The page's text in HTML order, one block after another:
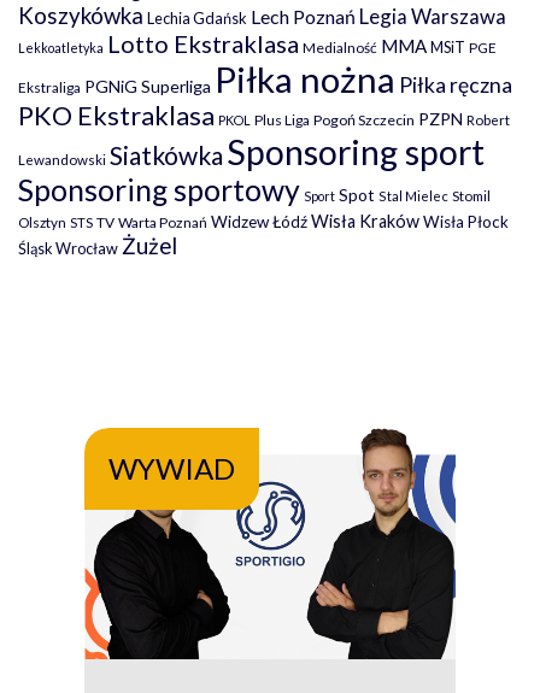
Koszykówka Lechia Gdańsk Lech Poznań Legia Warszawa
Lekkoatletyka Lotto Ekstraklasa Medialność MMAMSiT PGE
Ekstraliga PGNiG Superliga Piłka nożna Piłka ręczna
PKO Ekstraklasa PKOL Plus Liga Pogoń Szczecin PZPN Robert
Lewandowski Siatkówka Sponsoring sport
Sponsoring sportowy Sport Spot Stal Mielec Stomil
Olsztyn STS TV Warta Poznań Widzew ŁódźWisła KrakówWisła Płock
Śląsk Wrocław Żużel
WYWIAD